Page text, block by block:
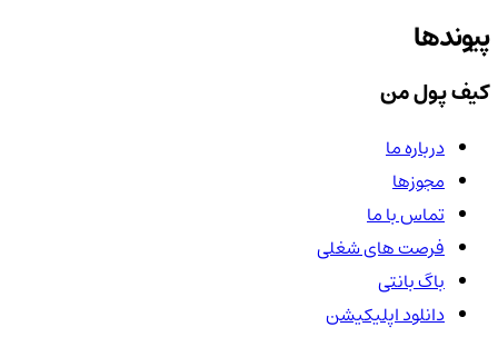
پیوندها
کیف پول من
درباره ما
مجوزها
تماس با ما
فرصت های شغلی
باگ بانتی
دانلود اپلیکیشن